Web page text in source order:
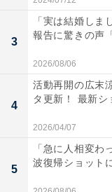
3
「実は結婚し
報告に驚きの声
2026/08/06
4
活動再開の広末
タ更新！ 最新シ
2026/04/07
5
「急に人相変わ
波復帰ショット